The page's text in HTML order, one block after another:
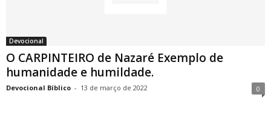
Devocional
O CARPINTEIRO de Nazaré Exemplo de
humanidade e humildade.
Devocional Bíblico - 13 de março de 2022 0